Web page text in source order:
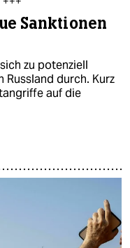
Sanktionen
zu potenziell
durch. Kurz
auf die